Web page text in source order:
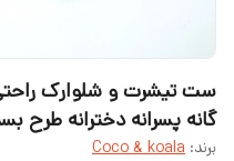
ست تیشرت و شلوارک
گانه پسرانه دخترانه طرح بستنی ۱ تا
برند: Coco & koala